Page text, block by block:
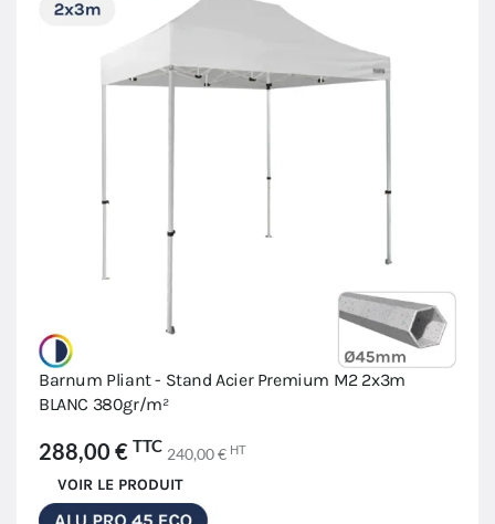
Barnum Pliant - Stand Acier Premium M2 2x3m
BLANC 380gr/m²
288,00 € TTC 240,00 € HT
VOIR LE PRODUIT